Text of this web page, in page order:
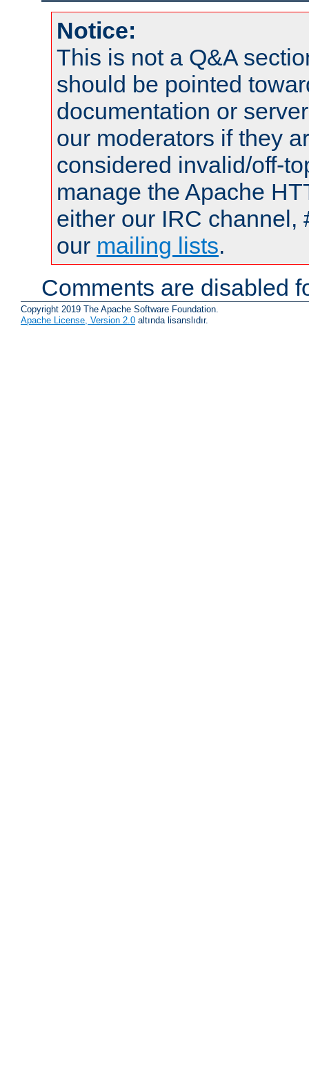
Notice:
This is not a Q&A
should be pointed
documentation or
our moderators if they
considered invalid/off-
manage the Apache
either our IRC channel,
our mailing lists.
Comments are disabled
Copyright 2019 The Apache Software Foundation.
Apache License, Version 2.0 altında lisanslıdır.